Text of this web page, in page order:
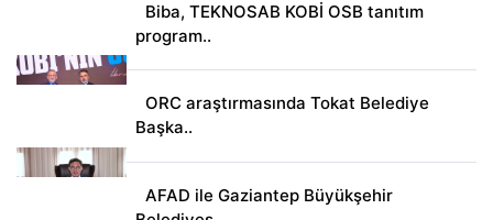
Biba, TEKNOSAB KOBİ OSB tanıtım
program..
ORC araştırmasında Tokat Belediye
Başka..
AFAD ile Gaziantep Büyükşehir